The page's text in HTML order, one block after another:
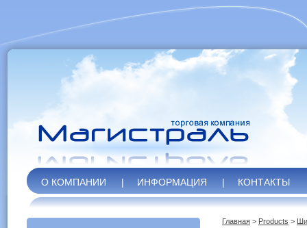
О КОМПАНИИ | ИНФОРМАЦИЯ | КОНТАКТЫ
Главная > Products >